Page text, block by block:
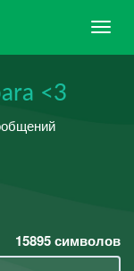
<3
15895символов